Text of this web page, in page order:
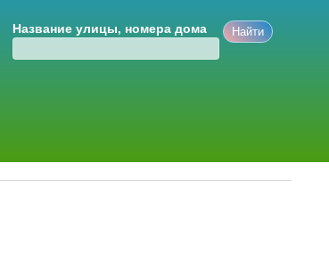
Название улицы, номера дома